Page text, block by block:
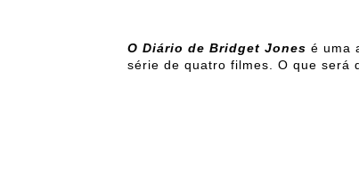
O Diário de Bridget Jones é uma
série de quatro filmes. O que será